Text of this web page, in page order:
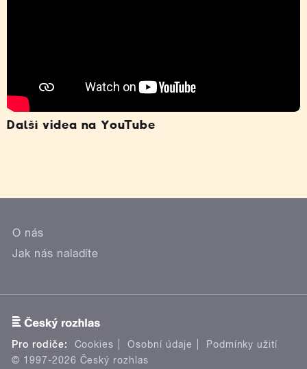
Další videa na YouTube
O nás
Jak nás naladíte
Pro rodiče: Cookies Osobní údaje
Podmínky užití
© 1997-2026 Český rozhlas